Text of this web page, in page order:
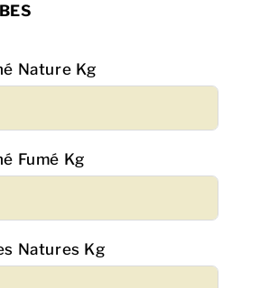
Nature Kg
Fumé Kg
Natures Kg